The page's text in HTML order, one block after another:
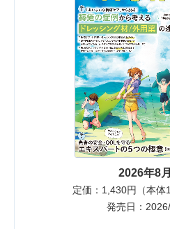
2026年8
定価：1,430円（本体
発売日：